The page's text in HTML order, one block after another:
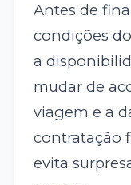
Antes de
condições
a
mudar de
viagem e a
contratação
evita